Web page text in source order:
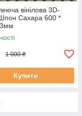
вінілова 3D-
Сахара 600 *
1 000 ₴
Купити